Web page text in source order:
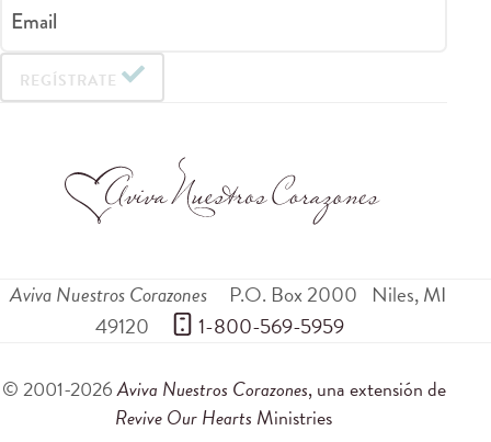
Email
REGÍSTRATE
Aviva Nuestros Corazones P.O. Box 2000 Niles,MI
49120
1-800-569-5959
© 2001-2026Aviva Nuestros Corazones, una extensión de
Revive Our Hearts Ministries